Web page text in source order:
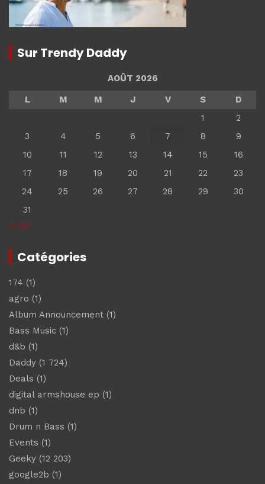
Sur Trendy Daddy
AOÛT 2026
L
M M J V S
D
1
2
3
4 5 6 7 8
9
10
11 12 13 14 15
16
17
18 19 20 21 22
23
24
25 26 27 28 29
30
31
« Juil
Catégories
174 (1)
agro (1)
Album Announcement (1)
Bass Music (1)
d&b (1)
Daddy (1 724)
Deals (1)
digital armshouse ep (1)
dnb (1)
Drum n Bass (1)
Events (1)
Geeky (12 203)
google2b (1)